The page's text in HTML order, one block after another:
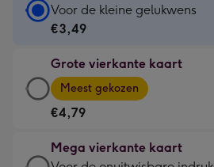
Vierkante
kaart
€3,49
-
Voor
kleine
gelukwens
Voor de kleine gelukwens
€3,49
Grote vierkante kaart
Grote
vierkante
kaart
-
€4,79
Meest gekozen
€4,79
Mega vierkante kaart